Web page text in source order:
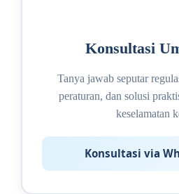
Konsultasi
Tanya jawab seputar
peraturan, dan solusi
keselamatan
Konsultasi via